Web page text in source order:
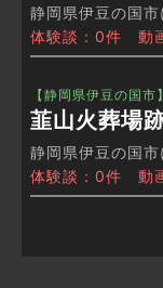
静岡県伊豆の国
体験談：0件 動
【静岡県伊豆の国市】
韮山火葬場
静岡県伊豆の国
体験談：0件 動